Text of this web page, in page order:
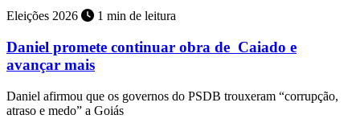
Eleições 2026 1 min de leitura
Daniel promete continuar obra de Caiado e
avançar mais
Daniel afirmou que os governos do PSDB trouxeram “corrupção,
atraso e medo” a Goiás